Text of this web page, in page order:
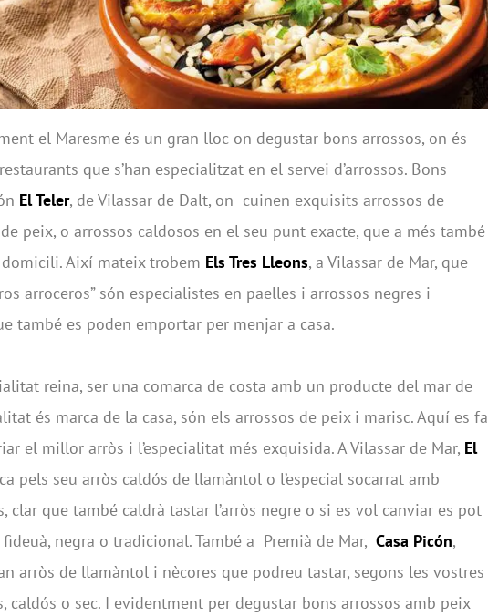
el Maresme és un gran lloc on degustar bons arrossos, on és
que s’han especialitzat en el servei d’arrossos. Bons
El Teler, de Vilassar de Dalt, on cuinen exquisits arrossos de
peix, o arrossos caldosos en el seu punt exacte, que a més també
Així mateix trobem Els Tres Lleons, a Vilassar de Mar, que
arroceros” són especialistes en paelles i arrossos negres i
també es poden emportar per menjar a casa.
reina, ser una comarca de costa amb un producte del mar de
és marca de la casa, són els arrossos de peix i marisc. Aquí es fa
el millor arròs i l’especialitat més exquisida. A Vilassar de Mar, El
pels seu arròs caldós de llamàntol o l’especial socarrat amb
clar que també caldrà tastar l’arròs negre o si es vol canviar es pot
negra o tradicional. També a Premià de Mar, Casa Picón,
arròs de llamàntol i nècores que podreu tastar, segons les vostres
caldós o sec. I evidentment per degustar bons arrossos amb peix